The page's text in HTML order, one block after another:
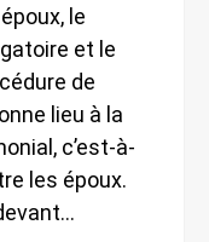
le
et le
de
lieu à la
c’est-à-
les époux.